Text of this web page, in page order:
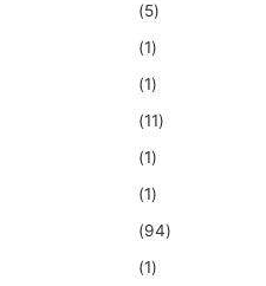
(5)
(1)
(1)
(11)
(1)
(1)
(94)
(1)